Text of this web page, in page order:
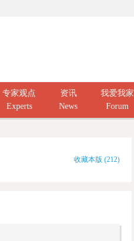
专家观点
Experts
资讯
News
我爱我家
Forum
收藏本版 (212)